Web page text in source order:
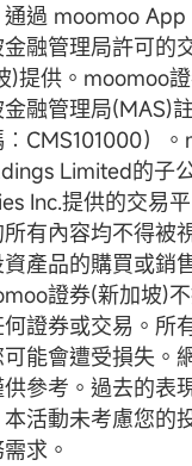
過 moomoo
融管理局許可的
)提供。moomoo
融管理局(MAS)
︰CMS101000）
Limited的子
Inc.提供的交易
有內容均不得被
產品的購買或銷
證券(新加坡)不
證券或交易。所
能會遭受損失。
參考。過去的表
活動未考慮您的
求。